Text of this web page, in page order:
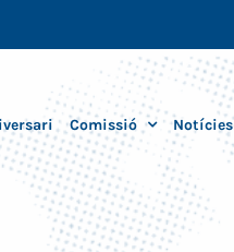
Comissió Notícies